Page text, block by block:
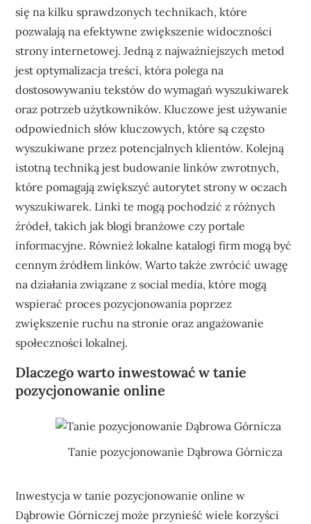
się na kilku sprawdzonych technikach, które
pozwalają na efektywne zwiększenie widoczności
strony internetowej. Jedną z najważniejszych metod
jest optymalizacja treści, która polega na
dostosowywaniu tekstów do wymagań wyszukiwarek
oraz potrzeb użytkowników. Kluczowe jest używanie
odpowiednich słów kluczowych, które są często
wyszukiwane przez potencjalnych klientów. Kolejną
istotną techniką jest budowanie linków zwrotnych,
które pomagają zwiększyć autorytet strony w oczach
wyszukiwarek. Linki te mogą pochodzić z różnych
źródeł, takich jak blogi branżowe czy portale
informacyjne. Również lokalne katalogi firm mogą być
cennym źródłem linków. Warto także zwrócić uwagę
na działania związane z social media, które mogą
wspierać proces pozycjonowania poprzez
zwiększenie ruchu na stronie oraz angażowanie
społeczności lokalnej.
Dlaczego warto inwestować w tanie
pozycjonowanie online
Tanie pozycjonowanie Dąbrowa Górnicza
Inwestycja w tanie pozycjonowanie online w
Dąbrowie Górniczej może przynieść wiele korzyści